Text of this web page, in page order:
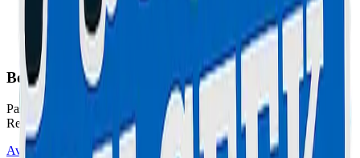
Besoin d'un diagnostic ou d'un conseil ?
Passez à l'atelier pour une prise en charge rapide de votre appareil.
Remplacement express sans rendez-vous.
Avec ou sans RDV